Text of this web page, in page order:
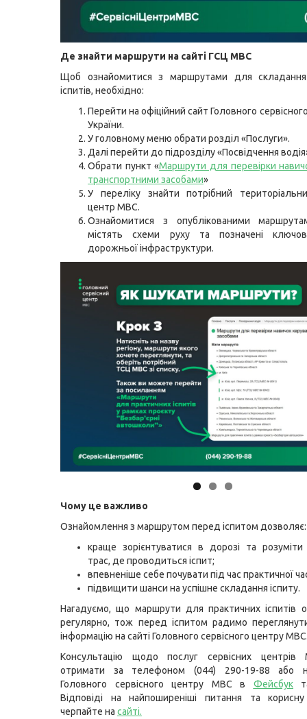
Де знайти маршрути на сайті ГСЦ МВС
Щоб ознайомитися з маршрутами для складання
іспитів, необхідно:
Перейти на офіційний сайт Головного
України.
У головному меню обрати розділ «Послуги».
Далі перейти до підрозділу «Посвідчення
Обрати пункт «Маршрути для перевірки
транспортними засобами»
У переліку знайти потрібний
центр МВС.
Ознайомитися з опублікованими
містять схеми руху та позначені
дорожньої інфраструктури.
Чому це важливо
Ознайомлення з маршрутом перед іспитом дозволяє:
краще зорієнтуватися в дорозі та розуміти
трас, де проводиться іспит;
впевненіше себе почувати під час практичної
підвищити шанси на успішне складання іспиту.
Нагадуємо, що маршрути для практичних іспитів
регулярно, тож перед іспитом радимо
інформацію на сайті Головного сервісного центру
Консультацію щодо послуг сервісних
отримати за телефоном (044) 290-19-88 або
Головного сервісного центру МВС в Фейсбук
Відповіді на найпоширеніші питання та
черпайте на сайті.